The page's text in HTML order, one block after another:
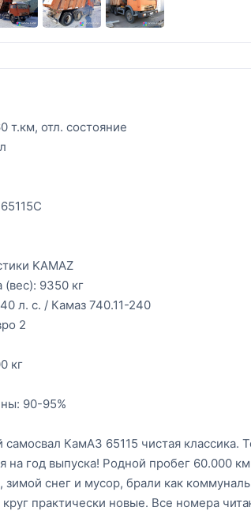
т.км, отл. состояние
KAMAZ
(вес): 9350 кг
л. с. / Камаз 740.11-240
2
кг
90-95%
КамАЗ 65115 чистая классика.
на год выпуска! Родной пробег 60.000
снег и мусор, брали как
практически новые. Все номера